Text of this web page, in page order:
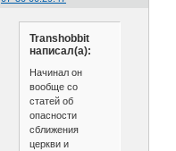
Transhobbit
написал(а):
Начинал он
вообще со
статей об
опасности
сближения
церкви и